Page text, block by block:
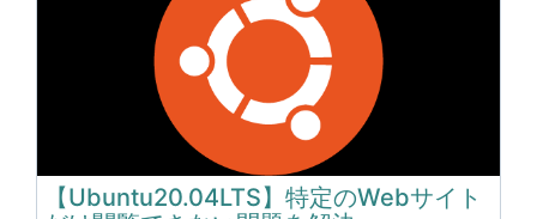
【Ubuntu20.04LTS】特定のWebサイト